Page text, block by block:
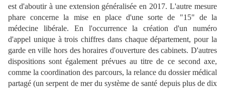
est d'aboutir à une extension généralisée en 2017. L'autre mesure
phare concerne la mise en place d'une sorte de "15" de la
médecine libérale. En l'occurrence la création d'un numéro
d'appel unique à trois chiffres dans chaque département, pour la
garde en ville hors des horaires d'ouverture des cabinets. D'autres
dispositions sont également prévues au titre de ce second axe,
comme la coordination des parcours, la relance du dossier médical
partagé (un serpent de mer du système de santé depuis plus de dix